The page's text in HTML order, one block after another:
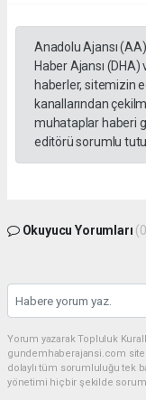
Anadolu Ajansı
Haber Ajansı
haberler, sitemizin
kanallarından
muhataplar haberi
editörü sorumlu
Okuyucu Yorumları
Yorum yazarak Topluluk
gundemhaberajansi.com
dolaylı tüm sorumluluğu tek
yönetimi hiçbir şekilde